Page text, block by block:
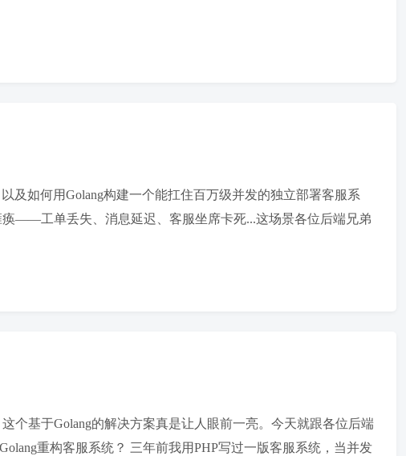
及如何用Golang构建一个能扛住百万级并发的独立部署客服系
——工单丢失、消息延迟、客服坐席卡死...这场景各位后端兄弟
个基于Golang的解决方案真是让人眼前一亮。今天就跟各位后端
重构客服系统？ 三年前我用PHP写过一版客服系统，当并发